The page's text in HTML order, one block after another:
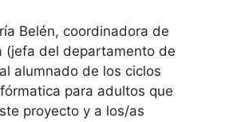
Belén, coordinadora de
(jefa del departamento de
alumnado de los ciclos
para adultos que
proyecto y a los/as